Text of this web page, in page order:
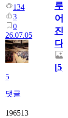
134
3
0
26.07.05
5
댓글
루
어
진
다.
[5]
196513